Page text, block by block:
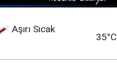
Aşırı Sıcak
35°C